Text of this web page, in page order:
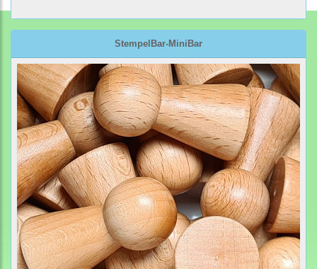
StempelBar-MiniBar